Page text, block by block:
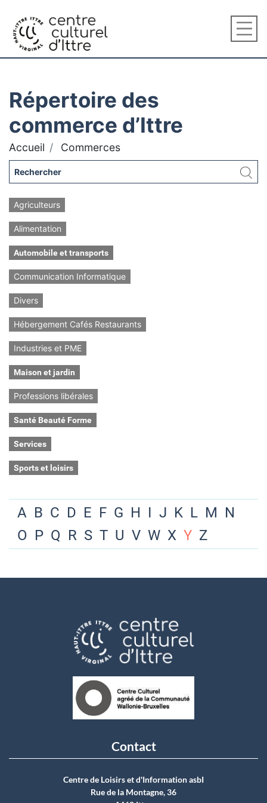
Répertoire des
commerce d’Ittre
Accueil Commerces
Agriculteurs
Alimentation
Automobile et transports
Communication Informatique
Divers
Hébergement Cafés Restaurants
Industries et PME
Maison et jardin
Professions libérales
Santé Beauté Forme
Services
Sports et loisirs
A B C D E F G H I J K L M N
O P Q R S T U V W X Y Z
Contact
Centre de Loisirs et d'Information asbI
Rue de la Montagne, 36